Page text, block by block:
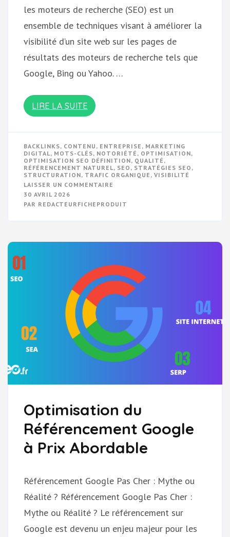
les moteurs de recherche (SEO) est un
ensemble de techniques visant à améliorer la
visibilité d’un site web sur les pages de
résultats des moteurs de recherche tels que
Google, Bing ou Yahoo. …
LIRE LA SUITE
BACKLINKS, CONTENU , ENTREPRISE , MARKETING
DIGITAL, MOTS-CLÉS, NOTORIÉTÉ , OPTIMISATION,
OPTIMISATION SEO DÉFINITION, QUALITÉ ,
RÉFÉRENCEMENT NATUREL, SEO , STRATÉGIES SEO ,
STRUCTURATION, TRAFIC ORGANIQUE , VISIBILITÉ
LAISSER UN COMMENTAIRE
SEO
30 AVRIL 2026
PAR REDACTEURFICHEPRODUIT
Optimisation du
Référencement Google
à Prix Abordable
Référencement Google Pas Cher : Mythe ou
Réalité ? Référencement Google Pas Cher :
Mythe ou Réalité ? Le référencement sur
Google est devenu un enjeu majeur pour les